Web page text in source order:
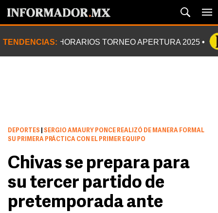
TENDENCIAS: HORARIOS TORNEO APERTURA 2025
DEPORTES
SERGIO AMAURY PONCE REALIZÓ DE MANERA FORMAL
SU PRIMERA PRÁCTICA CON EL PRIMER EQUIPO
Chivas se prepara para
su tercer partido de
pretemporada ante